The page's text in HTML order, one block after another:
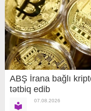
ABŞ İrana bağlı
tətbiq edib
07.08.2026